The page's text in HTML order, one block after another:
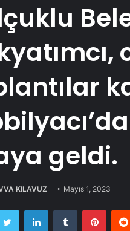
geldi.
KILAVUZ Mayıs 1, 2023
Twitter LinkedInTumblr